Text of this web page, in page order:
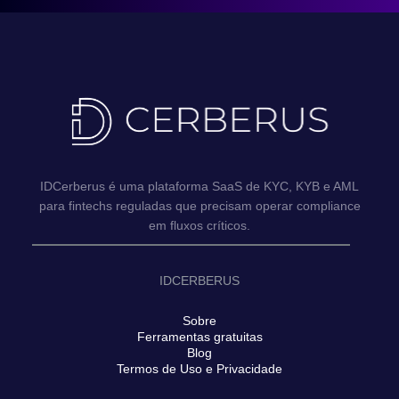
IDCerberus é uma plataforma SaaS de KYC, KYB e AML
para fintechs reguladas que precisam operar compliance
em fluxos críticos.
IDCERBERUS
Sobre
Ferramentas gratuitas
Blog
Termos de Uso e Privacidade